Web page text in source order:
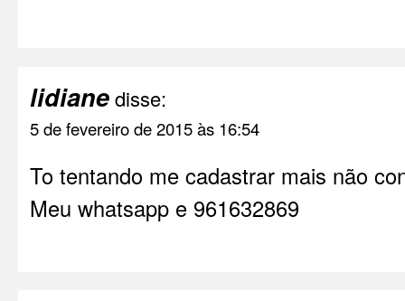
lidianedisse:
5 de fevereiro de 2015 às 16:54
To tentando me cadastrar mais não
Meu whatsapp e 961632869